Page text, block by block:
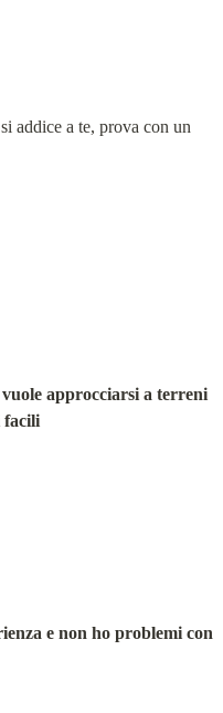
addice a te, prova con un
approcciarsi a terreni
facili
e non ho problemi con